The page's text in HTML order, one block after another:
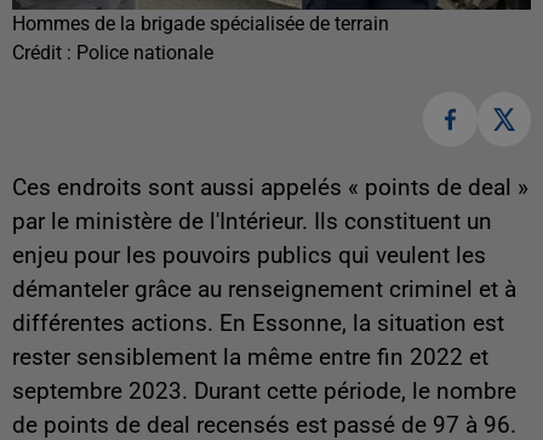
Hommes de la brigade spécialisée de terrain
Crédit : Police nationale
Ces endroits sont aussi appelés « points de deal »
par le ministère de l'Intérieur. Ils constituent un
enjeu pour les pouvoirs publics qui veulent les
démanteler grâce au renseignement criminel et à
différentes actions. En Essonne, la situation est
rester sensiblement la même entre fin 2022 et
septembre 2023. Durant cette période, le nombre
de points de deal recensés est passé de 97 à 96.